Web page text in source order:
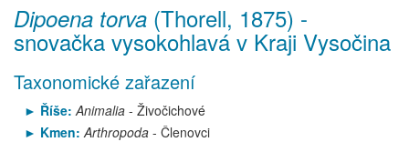
Dipoena torva (Thorell, 1875) -
snovačka vysokohlavá v Kraji Vysočina
Taxonomické zařazení
Říše: Animalia- Živočichové
Kmen: Arthropoda- Členovci